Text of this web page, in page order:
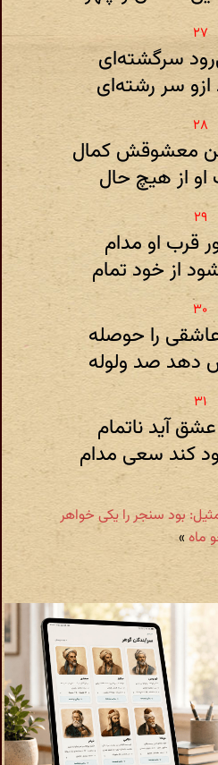
سرگشته‌ای
ازو سر رشته‌ای
معشوقش کمال
او از هیچ حال
قرب او مدام
از خود تمام
را حوصله
دهد صد ولوله
آید ناتمام
کند سعی مدام
بود سنجر را یکی خواهر
ماه»